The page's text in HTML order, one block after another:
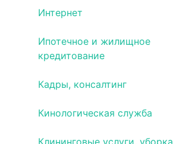
Интернет
Ипотечное и жилищное
кредитование
Кадры, консалтинг
Кинологическая служба
Клининговые услуги, уборка